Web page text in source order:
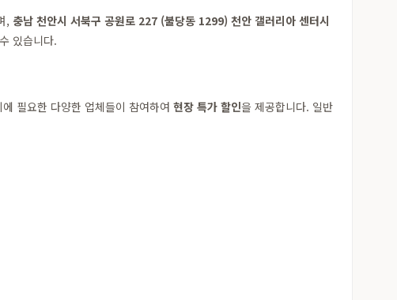
, 충남 천안시 서북구 공원로 227 (불당동 1299) 천안 갤러리아 센터시
있습니다.
필요한 다양한 업체들이 참여하여 현장 특가 할인을 제공합니다. 일반